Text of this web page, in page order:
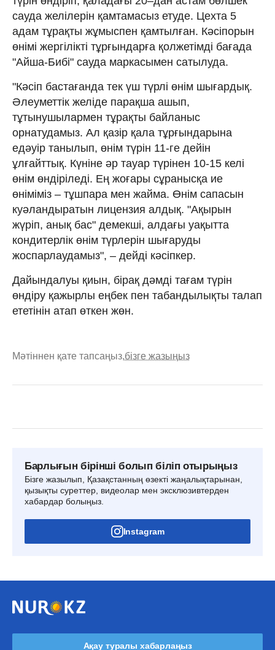
сауда желілерін қамтамасыз етуде. Цехта 5
адам тұрақты жұмыспен қамтылған. Кәсіпорын
өнімі жергілікті тұрғындарға қолжетімді бағада
"Айша-Бибі" сауда маркасымен сатылуда.
"Кәсіп бастағанда тек үш түрлі өнім шығардық.
Әлеуметтік желіде парақша ашып,
тұтынушылармен тұрақты байланыс
орнатудамыз. Ал қазір қала тұрғындарына
едәуір танылып, өнім түрін 11-ге дейін
ұлғайттық. Күніне әр тауар түрінен 10-15 келі
өнім өндіріледі. Ең жоғары сұранысқа ие
өніміміз – тұшпара мен жайма. Өнім сапасын
куәландыратын лицензия алдық. "Ақырын
жүріп, анық бас" демекші, алдағы уақытта
кондитерлік өнім түрлерін шығаруды
жоспарлаудамыз", – дейді кәсіпкер.
Дайындалуы қиын, бірақ дәмді тағам түрін
өндіру қажырлы еңбек пен табандылықты талап
ететінін атап өткен жөн.
Мәтіннен қате тапсаңыз,бізге жазыңыз
Барлығын бірінші болып біліп отырыңыз
Бізге жазылып, Қазақстанның өзекті жаңалықтарынан,
қызықты суреттер, видеолар мен эксклюзивтерден
хабардар болыңыз.
Instagram
Ақау туралы хабарлаңыз